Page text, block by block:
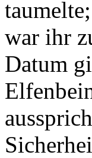
war ihr
Datum